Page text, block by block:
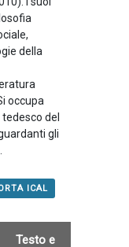
della
occupa
del
gli
ICAL
Testo e